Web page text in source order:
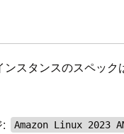
スタンスのスペック
Amazon Linux 2023